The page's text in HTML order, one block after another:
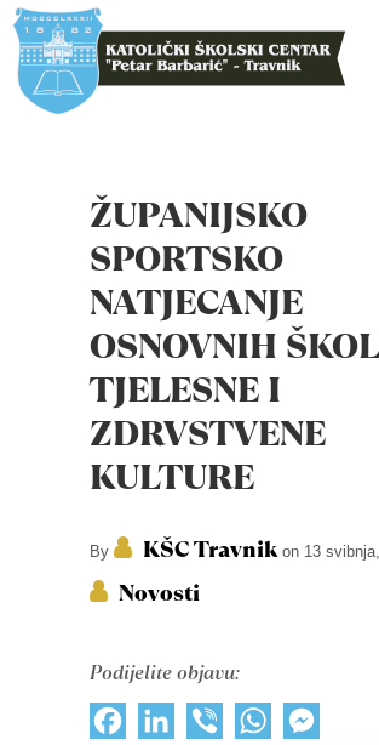
ŽUPANIJSKO
SPORTSKO
NATJECANJE
OSNOVNIH
TJELESNE I
ZDRVSTVENE
KULTURE
By KŠC Travnikon 13
Novosti
Podijelite objavu:
FacebookLinkedInViber WhatsApp